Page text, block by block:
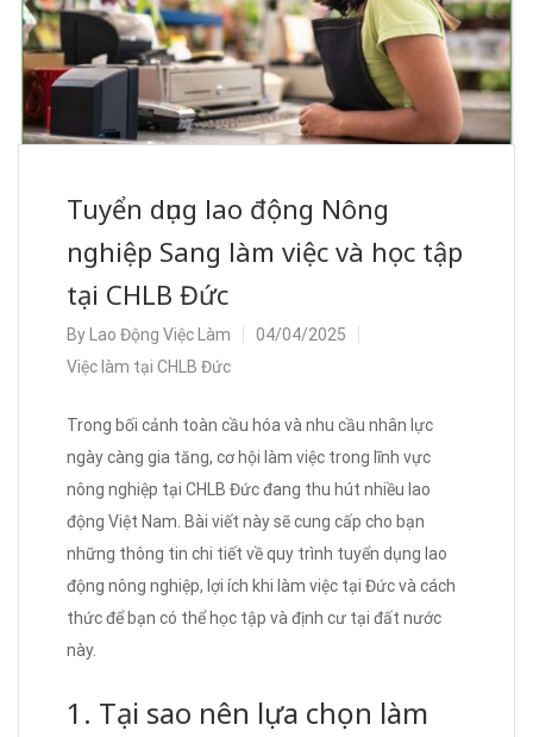
Tuyển dụng lao động Nông
nghiệp Sang làm việc và học tập
tại CHLB Đức
By Lao Động Việc Làm
04/04/2025
Việc làm tại CHLB Đức
Trong bối cảnh toàn cầu hóa và nhu cầu nhân lực
ngày càng gia tăng, cơ hội làm việc trong lĩnh vực
nông nghiệp tại CHLB Đức đang thu hút nhiều lao
động Việt Nam. Bài viết này sẽ cung cấp cho bạn
những thông tin chi tiết về quy trình tuyển dụng lao
động nông nghiệp, lợi ích khi làm việc tại Đức và cách
thức để bạn có thể học tập và định cư tại đất nước
này.
1. Tại sao nên lựa chọn làm